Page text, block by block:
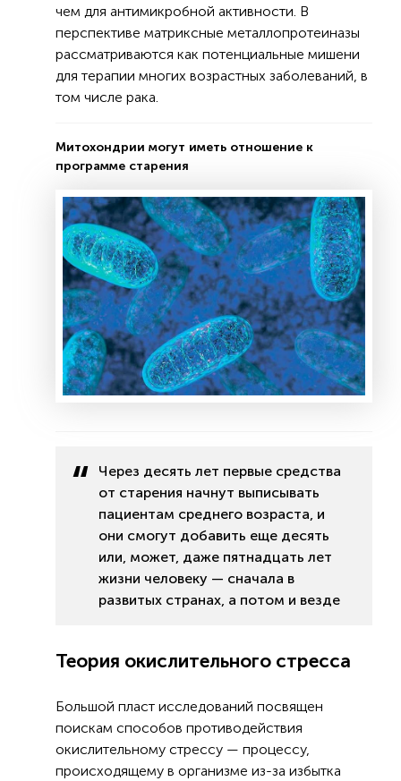
чем для антимикробной активности. В
перспективе матриксные металлопротеиназы
рассматриваются как потенциальные мишени
для терапии многих возрастных заболеваний, в
том числе рака.
Митохондрии могут иметь отношение к
программе старения
Через десять лет первые средства
от старения начнут выписывать
пациентам среднего возраста, и
они смогут добавить еще десять
или, может, даже пятнадцать лет
жизни человеку — сначала в
развитых странах, а потом и везде
Теория окислительного стресса
Большой пласт исследований посвящен
поискам способов противодействия
окислительному стрессу — процессу,
происходящему в организме из-за избытка